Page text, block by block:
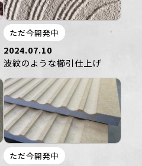
ただ今開発中
2024.07.10
波紋のような櫛引仕上げ
ただ今開発中